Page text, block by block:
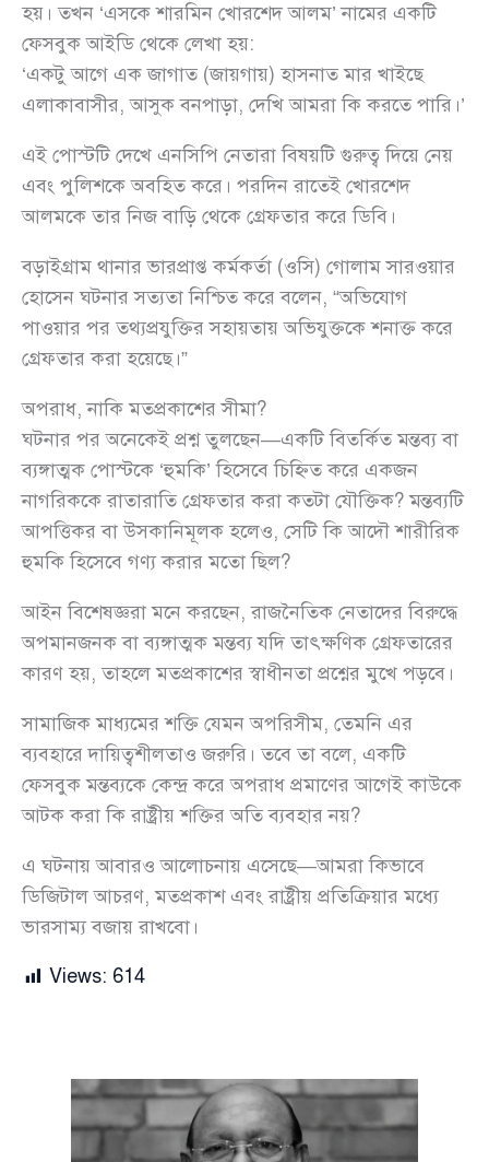
হয়। তখন ‘এসকে শারমিন খোরশেদ আলম’ নামের একটি
ফেসবুক আইডি থেকে লেখা হয়:
‘একটু আগে এক জাগাত (জায়গায়) হাসনাত মার খাইছে
এলাকাবাসীর, আসুক বনপাড়া, দেখি আমরা কি করতে পারি।’
এই পোস্টটি দেখে এনসিপি নেতারা বিষয়টি গুরুত্ব দিয়ে নেয়
এবং পুলিশকে অবহিত করে। পরদিন রাতেই খোরশেদ
আলমকে তার নিজ বাড়ি থেকে গ্রেফতার করে ডিবি।
বড়াইগ্রাম থানার ভারপ্রাপ্ত কর্মকর্তা (ওসি) গোলাম সারওয়ার
হোসেন ঘটনার সত্যতা নিশ্চিত করে বলেন, “অভিযোগ
পাওয়ার পর তথ্যপ্রযুক্তির সহায়তায় অভিযুক্তকে শনাক্ত করে
গ্রেফতার করা হয়েছে।”
অপরাধ, নাকি মতপ্রকাশের সীমা?
ঘটনার পর অনেকেই প্রশ্ন তুলছেন—একটি বিতর্কিত মন্তব্য বা
ব্যঙ্গাত্মক পোস্টকে ‘হুমকি’ হিসেবে চিহ্নিত করে একজন
নাগরিককে রাতারাতি গ্রেফতার করা কতটা যৌক্তিক? মন্তব্যটি
আপত্তিকর বা উসকানিমূলক হলেও, সেটি কি আদৌ শারীরিক
হুমকি হিসেবে গণ্য করার মতো ছিল?
আইন বিশেষজ্ঞরা মনে করছেন, রাজনৈতিক নেতাদের বিরুদ্ধে
অপমানজনক বা ব্যঙ্গাত্মক মন্তব্য যদি তাৎক্ষণিক গ্রেফতারের
কারণ হয়, তাহলে মতপ্রকাশের স্বাধীনতা প্রশ্নের মুখে পড়বে।
সামাজিক মাধ্যমের শক্তি যেমন অপরিসীম, তেমনি এর
ব্যবহারে দায়িত্বশীলতাও জরুরি। তবে তা বলে, একটি
ফেসবুক মন্তব্যকে কেন্দ্র করে অপরাধ প্রমাণের আগেই কাউকে
আটক করা কি রাষ্ট্রীয় শক্তির অতি ব্যবহার নয়?
এ ঘটনায় আবারও আলোচনায় এসেছে—আমরা কিভাবে
ডিজিটাল আচরণ, মতপ্রকাশ এবং রাষ্ট্রীয় প্রতিক্রিয়ার মধ্যে
ভারসাম্য বজায় রাখবো।
Views: 614